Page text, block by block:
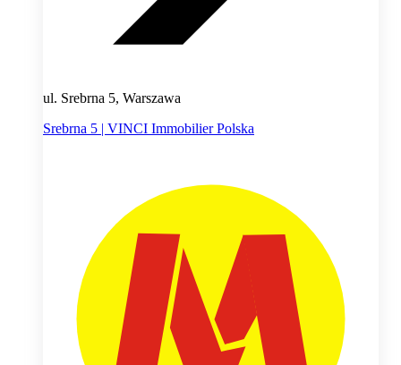
ul. Srebrna 5, Warszawa
Srebrna 5 | VINCI Immobilier Polska